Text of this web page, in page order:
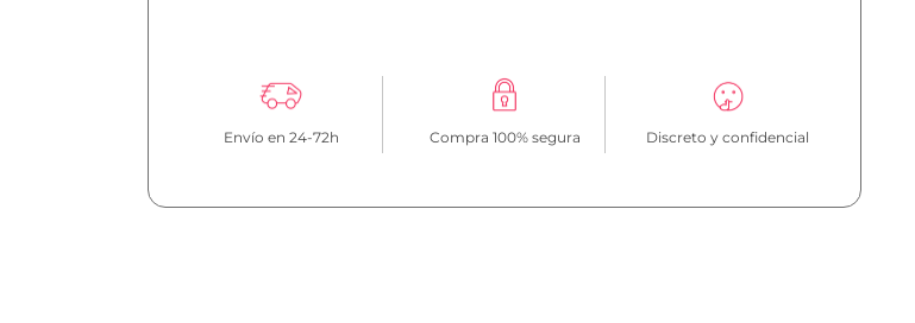
Envío en 24-72h Compra 100% segura Discreto y confidencial